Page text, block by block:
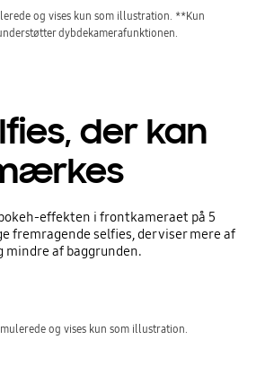
og vises kun som illustration. **Kun
dybdekamerafunktionen.
der kan
effekten i frontkameraet på 5
fremragende selfies, der viser mere af
mindre af baggrunden.
og vises kun som illustration.